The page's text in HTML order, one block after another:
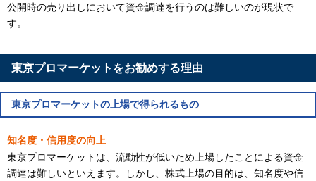
公開時の売り出しにおいて資金調達を行うのは難しいのが現状で
す。
東京プロマーケットをお勧めする理由
東京プロマーケットの上場で得られるもの
知名度・信用度の向上
東京プロマーケットは、流動性が低いため上場したことによる資金
調達は難しいといえます。しかし、株式上場の目的は、知名度や信